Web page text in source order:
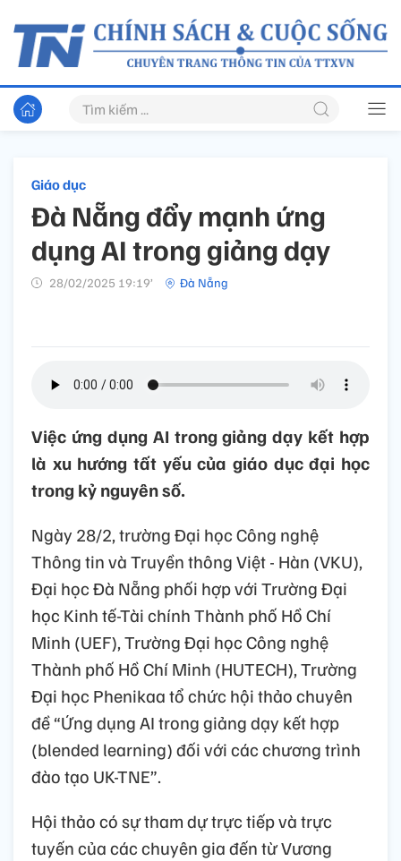
Giáo dục
Đà Nẵng đẩy mạnh ứng
dụng AI trong giảng dạy
28/02/2025 19:19’ Đà Nẵng
Việc ứng dụng AI trong giảng dạy kết hợp
là xu hướng tất yếu của giáo dục đại học
trong kỷ nguyên số.
Ngày 28/2, trường Đại học Công nghệ
Thông tin và Truyền thông Việt - Hàn (VKU),
Đại học Đà Nẵng phối hợp với Trường Đại
học Kinh tế-Tài chính Thành phố Hồ Chí
Minh (UEF), Trường Đại học Công nghệ
Thành phố Hồ Chí Minh (HUTECH), Trường
Đại học Phenikaa tổ chức hội thảo chuyên
đề “Ứng dụng AI trong giảng dạy kết hợp
(blended learning) đối với các chương trình
đào tạo UK-TNE”.
Hội thảo có sự tham dự trực tiếp và trực
tuyến của các chuyên gia đến từ Vương